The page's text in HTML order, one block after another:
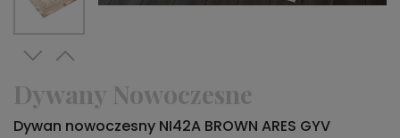
Dywany Nowoczesne
Dywan nowoczesny NI42A BROWN ARES GYV